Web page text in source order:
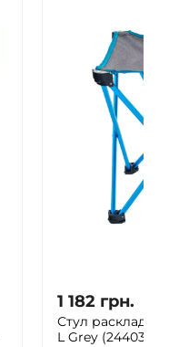
1 182 грн.
Стул
L Grey (244033)